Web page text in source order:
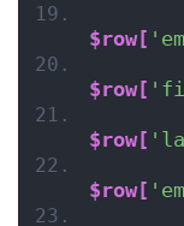
$row[
$row[
$row[
$row[